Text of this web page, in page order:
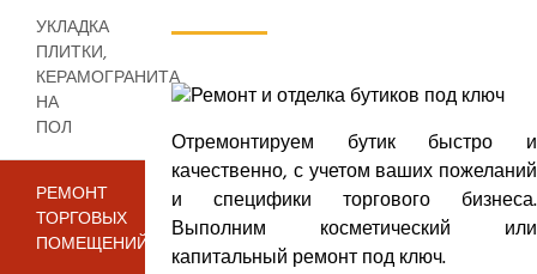
Отремонтируем бутик быстро и
качественно, с учетом ваших пожеланий
и специфики торгового бизнеса.
Выполним косметический или
капитальный ремонт под ключ.
УКЛАДКА
ПЛИТКИ,
КЕРАМОГРАНИТА
НА
ПОЛ
РЕМОНТ
ТОРГОВЫХ
ПОМЕЩЕНИЙ